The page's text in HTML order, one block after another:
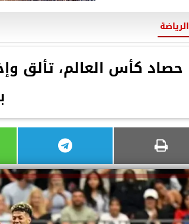
الرياضة
حصاد كأس العالم، تألق